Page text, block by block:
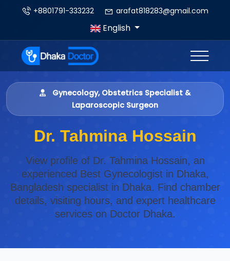
+8801791-333232 arafat818283@gmail.com
English
Gynecology, Obstetrics Specialist &
Laparoscopic Surgeon
Dr. Tahmina Hossain
View profile of Dr. Tahmina Hossain, an
experienced Best Gynecologist in Dhaka,
Bangladesh specialist in Dhaka. Find chamber
details, visiting hours, and expert healthcare
services on Doctor Dhaka.